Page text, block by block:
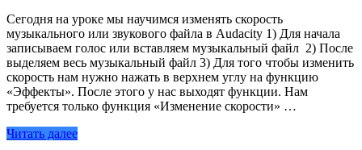
Сегодня на уроке мы научимся изменять скорость
музыкального или звукового файла в Audacity 1) Для начала
записываем голос или вставляем музыкальный файл 2) После
выделяем весь музыкальный файл 3) Для того чтобы изменить
скорость нам нужно нажать в верхнем углу на функцию
«Эффекты». После этого у нас выходят функции. Нам
требуется только функция «Изменение скорости» …
Читать далее